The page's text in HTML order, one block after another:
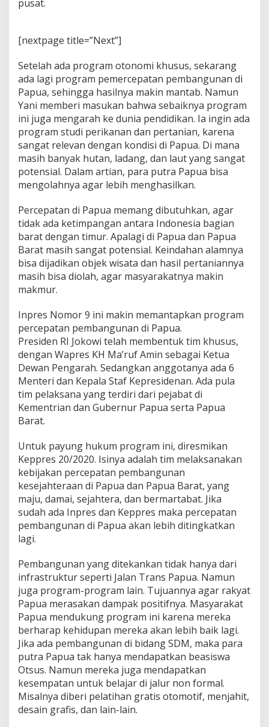
pusat.
[nextpage title=”Next”]
Setelah ada program otonomi khusus, sekarang
ada lagi program pemercepatan pembangunan di
Papua, sehingga hasilnya makin mantab. Namun
Yani memberi masukan bahwa sebaiknya program
ini juga mengarah ke dunia pendidikan. Ia ingin ada
program studi perikanan dan pertanian, karena
sangat relevan dengan kondisi di Papua. Di mana
masih banyak hutan, ladang, dan laut yang sangat
potensial. Dalam artian, para putra Papua bisa
mengolahnya agar lebih menghasilkan.
Percepatan di Papua memang dibutuhkan, agar
tidak ada ketimpangan antara Indonesia bagian
barat dengan timur. Apalagi di Papua dan Papua
Barat masih sangat potensial. Keindahan alamnya
bisa dijadikan objek wisata dan hasil pertaniannya
masih bisa diolah, agar masyarakatnya makin
makmur.
Inpres Nomor 9 ini makin memantapkan program
percepatan pembangunan di Papua.
Presiden RI Jokowi telah membentuk tim khusus,
dengan Wapres KH Ma’ruf Amin sebagai Ketua
Dewan Pengarah. Sedangkan anggotanya ada 6
Menteri dan Kepala Staf Kepresidenan. Ada pula
tim pelaksana yang terdiri dari pejabat di
Kementrian dan Gubernur Papua serta Papua
Barat.
Untuk payung hukum program ini, diresmikan
Keppres 20/2020. Isinya adalah tim melaksanakan
kebijakan percepatan pembangunan
kesejahteraan di Papua dan Papua Barat, yang
maju, damai, sejahtera, dan bermartabat. Jika
sudah ada Inpres dan Keppres maka percepatan
pembangunan di Papua akan lebih ditingkatkan
lagi.
Pembangunan yang ditekankan tidak hanya dari
infrastruktur seperti Jalan Trans Papua. Namun
juga program-program lain. Tujuannya agar rakyat
Papua merasakan dampak positifnya. Masyarakat
Papua mendukung program ini karena mereka
berharap kehidupan mereka akan lebih baik lagi.
Jika ada pembangunan di bidang SDM, maka para
putra Papua tak hanya mendapatkan beasiswa
Otsus. Namun mereka juga mendapatkan
kesempatan untuk belajar di jalur non formal.
Misalnya diberi pelatihan gratis otomotif, menjahit,
desain grafis, dan lain-lain.